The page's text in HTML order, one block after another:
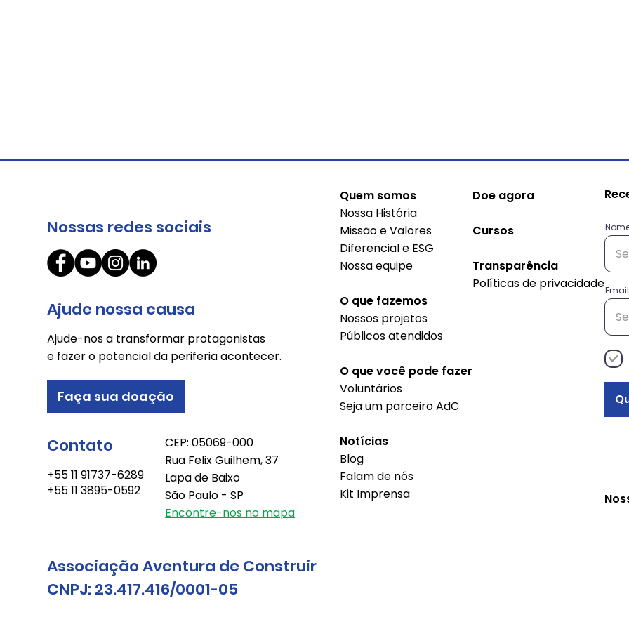
Conheça as histórias das
empreendedoras do
projeto Decisão
Empreendedora
do
Nossas redes sociais
Ajude nossa causa
Ajude-nos a transformar protagonistas
e fazer o potencial da periferia acontecer.
Faça sua doação
Contato
+55 11 91737-6289
+55 11 3895-0592
CEP: 05069-000
Rua Felix Guilhem, 37
Lapa de Baixo
São Paulo - SP
Encontre-nos no mapa
Associação Aventura de Construir
CNPJ: 23.417.416/0001-05
Quem somos
Nossa História
Missão e Valores
Diferencial e ESG
Nossa equipe
O que fazemos
Nossos projetos
Públicos atendidos
O que você pode fazer
Voluntários
Seja um parceiro AdC
Notícias
Blog
Falam de nós
Kit Imprensa
Doe agora
Cursos
Transparência
Políticas de privacidadeEmail